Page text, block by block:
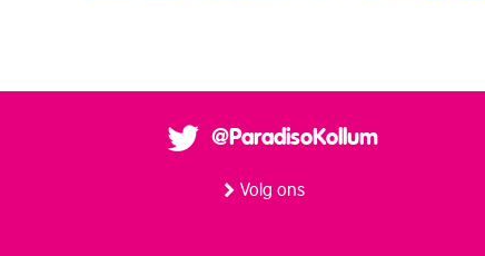
@ParadisoKollum
Volg ons